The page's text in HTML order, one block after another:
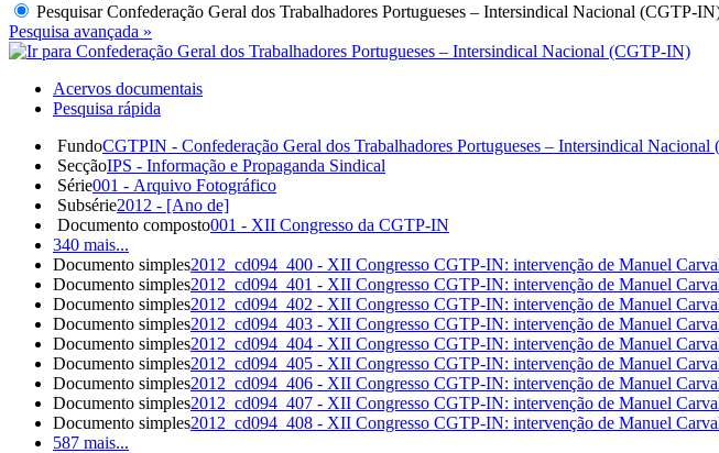
PesquisarConfederação Geral dos Trabalhadores Portugueses – Intersindical Nacional (CGTP-
Pesquisa avançada »
Acervos documentais
Pesquisa rápida
FundoCGTPIN - Confederação Geral dos Trabalhadores Portugueses – Intersindical
SecçãoIPS - Informação e Propaganda Sindical
Série001 - Arquivo Fotográfico
Subsérie2012 - [Ano de]
Documento composto001 - XII Congresso da CGTP-IN
340 mais...
Documento simples2012_cd094_400 - XII Congresso CGTP-IN: intervenção de Manuel
Documento simples2012_cd094_401 - XII Congresso CGTP-IN: intervenção de Manuel
Documento simples2012_cd094_402 - XII Congresso CGTP-IN: intervenção de Manuel
Documento simples2012_cd094_403 - XII Congresso CGTP-IN: intervenção de Manuel
Documento simples2012_cd094_404 - XII Congresso CGTP-IN: intervenção de Manuel
Documento simples2012_cd094_405 - XII Congresso CGTP-IN: intervenção de Manuel
Documento simples2012_cd094_406 - XII Congresso CGTP-IN: intervenção de Manuel
Documento simples2012_cd094_407 - XII Congresso CGTP-IN: intervenção de Manuel
Documento simples2012_cd094_408 - XII Congresso CGTP-IN: intervenção de Manuel
587 mais...